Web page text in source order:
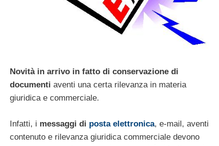
Novità in arrivo in fatto di conservazione di
documenti aventi una certa rilevanza in materia
giuridica e commerciale.
Infatti, i messaggi di posta elettronica, e-mail, aventi
contenuto e rilevanza giuridica commerciale devono